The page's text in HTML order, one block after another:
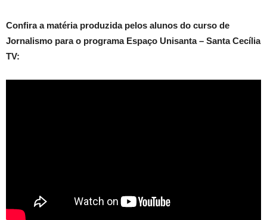
Confira a matéria produzida pelos alunos do curso de
Jornalismo para o programa Espaço Unisanta – Santa Cecília
TV: